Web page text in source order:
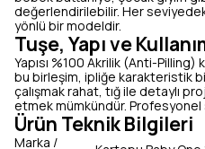
değerlendirilebilir. Her
yönlü bir modeldir.
Tuşe, Yapı ve
Yapısı %100 Akrilik (Anti-
bu birleşim, ipliğe karakteristik
çalışmak rahat, tığ ile detaylı
etmek mümkündür.
Ürün Teknik Bilgileri
Marka /